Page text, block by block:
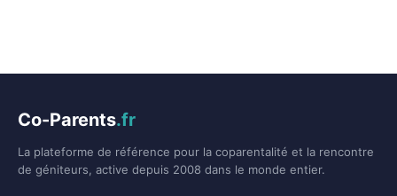
Co-Parents.fr
La plateforme de référence pour la coparentalité et la rencontre
de géniteurs, active depuis 2008 dans le monde entier.